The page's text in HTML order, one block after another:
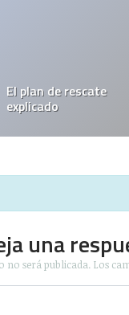
El plan de rescate
explicado
una
no será publicada. Los